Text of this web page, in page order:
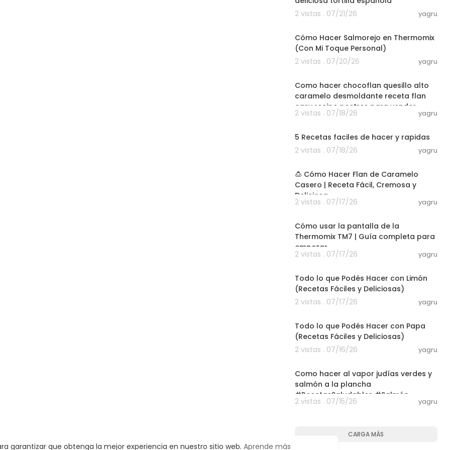
garantizar que obtenga la mejor experiencia en nuestro sitio web. Aprende más
2 vistas . 07/21/26
yagru
Cómo Hacer Salmorejo en Thermomix
(Con Mi Toque Personal)
2 vistas . 07/20/26
yagru
Como hacer chocoflan quesillo alto
caramelo desmoldante receta flan
easy recipe postres para vender
2 vistas . 07/18/26 yagru
5 Recetas faciles de hacer y rapidas
2 vistas . 07/18/26
yagru
🍮 Cómo Hacer Flan de Caramelo
Casero | Receta Fácil, Cremosa y
Deliciosa.
2 vistas . 07/17/26 yagru
Cómo usar la pantalla de la
Thermomix TM7 | Guía completa para
empezar
2 vistas . 07/17/26 yagru
Todo lo que Podés Hacer con Limón
(Recetas Fáciles y Deliciosas)
2 vistas . 07/17/26
yagru
Todo lo que Podés Hacer con Papa
(Recetas Fáciles y Deliciosas)
2 vistas . 07/16/26
yagru
Como hacer al vapor judías verdes y
salmón a la plancha
#RecetasSaludables #Salmón
#JudíasVerdes
2 vistas . 07/15/26 yagru
CARGA MÁS